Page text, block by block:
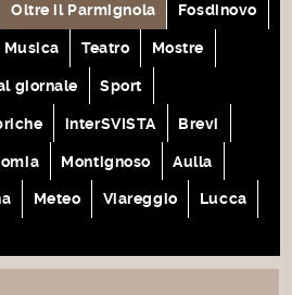
Oltre il Parmignola Fosdinovo
Musica Teatro Mostre
giornale Sport
interSVISTA Brevi
Montignoso Aulla
Meteo Viareggio Lucca